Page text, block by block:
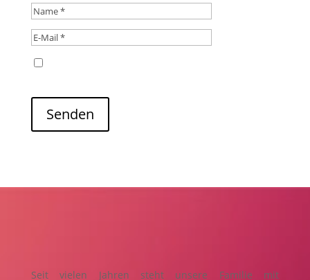
Senden
Seit vielen Jahren steht unsere Familie mit